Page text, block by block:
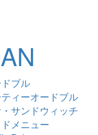
ブル
ィーオードブル
サンドウィッチ
メニュー